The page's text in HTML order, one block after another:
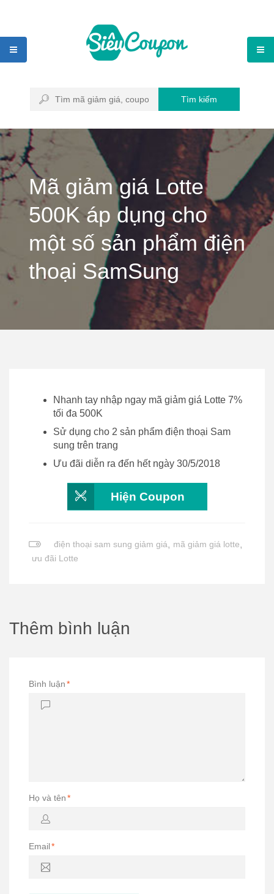
Tìm kiếm
Mã giảm giá Lotte
500K áp dụng cho
một số sản phẩm điện
thoại SamSung
Nhanh tay nhập ngay mã giảm giá Lotte 7%
tối đa 500K
Sử dụng cho 2 sản phẩm điện thoại Sam
sung trên trang
Ưu đãi diễn ra đến hết ngày 30/5/2018
Hiện Coupon
điện thoại sam sung giảm giá, mã giảm giá lotte,
ưu đãi Lotte
Thêm bình luận
Bình luận*
Họ và tên*
Email*